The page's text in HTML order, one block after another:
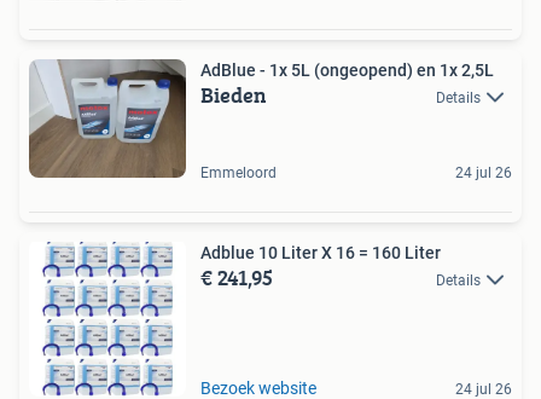
AdBlue - 1x 5L (ongeopend) en 1x 2,5L
Bieden Details
Emmeloord 24 jul 26
Adblue 10 Liter X 16 = 160 Liter
€ 241,95 Details
Bezoek website 24 jul 26